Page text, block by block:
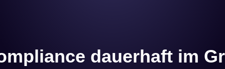
dauerhaft im